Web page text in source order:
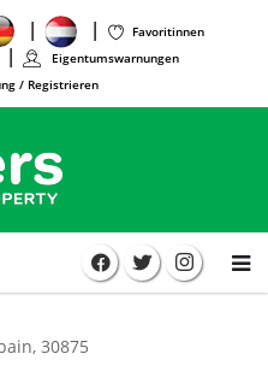
Favoritinnen
Eigentumswarnungen
/ Registrieren
30875